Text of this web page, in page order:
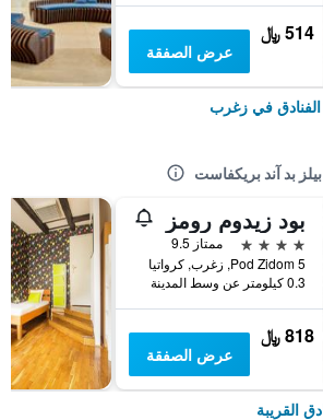
514 ﷼
عرض الصفقة
في زغرب
بد آند بريكفاست
بود زيدوم رومز
4 نجوم
ممتاز 9.5
Pod Zidom 5, زغرب, كرواتيا
0.3 كيلومتر عن وسط المدينة
818 ﷼
عرض الصفقة
القريبة